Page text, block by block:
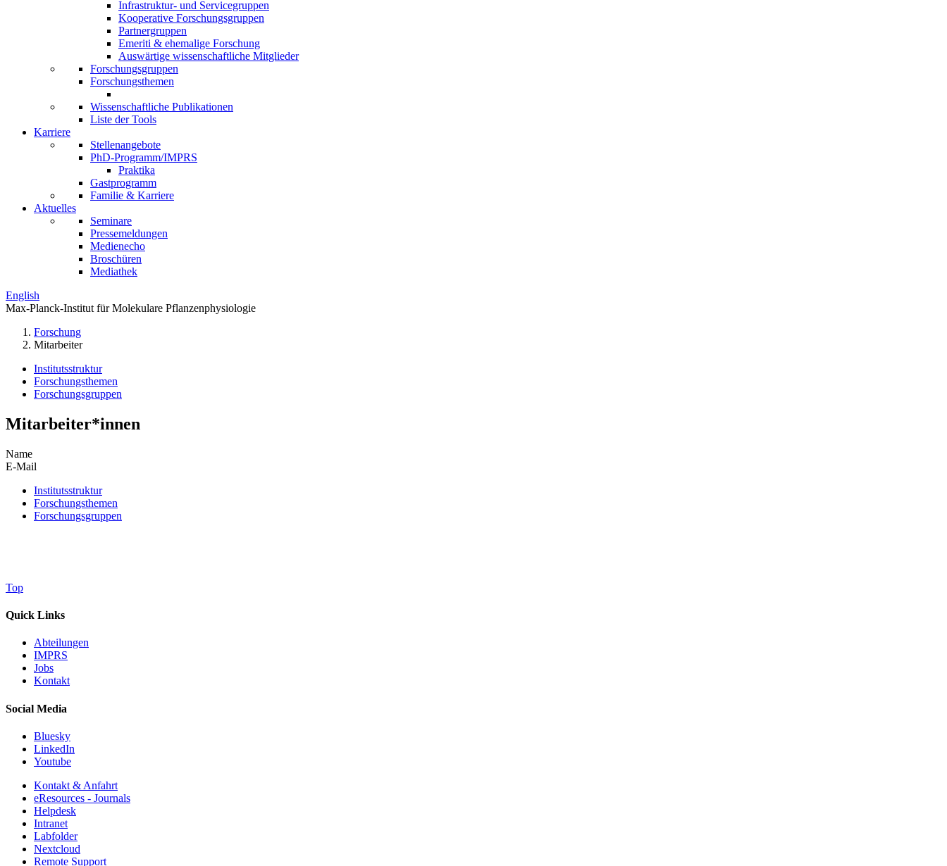
Infrastruktur- und Servicegruppen
Kooperative Forschungsgruppen
Partnergruppen
Emeriti & ehemalige Forschung
Auswärtige wissenschaftliche Mitglieder
Forschungsgruppen
Forschungsthemen
Wissenschaftliche Publikationen
Liste der Tools
Karriere
Stellenangebote
PhD-Programm/IMPRS
Praktika
Gastprogramm
Familie & Karriere
Aktuelles
Seminare
Pressemeldungen
Medienecho
Broschüren
Mediathek
English
Max-Planck-Institut für Molekulare Pflanzenphysiologie
Forschung
Mitarbeiter
Institutsstruktur
Forschungsthemen
Forschungsgruppen
Mitarbeiter*innen
Name
E-Mail
Institutsstruktur
Forschungsthemen
Forschungsgruppen
Top
Quick Links
Abteilungen
IMPRS
Jobs
Kontakt
Social Media
Bluesky
LinkedIn
Youtube
Kontakt & Anfahrt
eResources - Journals
Helpdesk
Intranet
Labfolder
Nextcloud
Remote Support